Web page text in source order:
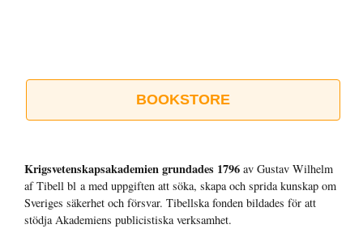
BOOKSTORE
Krigsvetenskap­sakademien grundades 1796 av Gustav Wilhelm
af Tibell bl a med uppgiften att söka, skapa och sprida kunskap om
Sveriges säkerhet och försvar. Tibellska fonden bildades för att
stödja Akademiens publicistiska verksamhet.